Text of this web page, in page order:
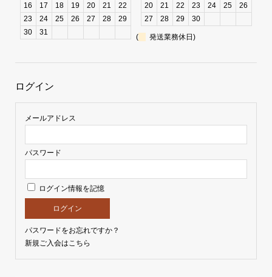
16
17 18 19 20 21
22
23
24 25 26 27 28
29
30
31
20
21 22 23 24 25
26
27
28 29 30
( 発送業務休日)
ログイン
メールアドレス
パスワード
ログイン情報を記憶
パスワードをお忘れですか？
新規ご入会はこちら